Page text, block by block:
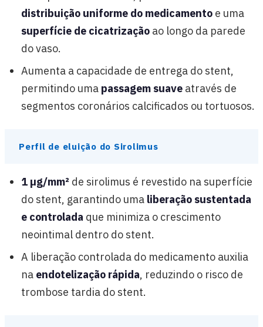
distribuição uniforme do medicamento e uma
superfície de cicatrização ao longo da parede
do vaso.
Aumenta a capacidade de entrega do stent,
permitindo uma passagem suave através de
segmentos coronários calcificados ou tortuosos.
Perfil de eluição do Sirolimus
1 µg/mm² de sirolimus é revestido na superfície
do stent, garantindo uma liberação sustentada
e controlada que minimiza o crescimento
neointimal dentro do stent.
A liberação controlada do medicamento auxilia
na endotelização rápida, reduzindo o risco de
trombose tardia do stent.